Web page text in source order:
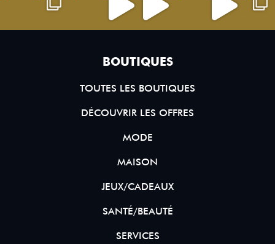
BOUTIQUES
TOUTES LES BOUTIQUES
DÉCOUVRIR LES OFFRES
MODE
MAISON
JEUX/CADEAUX
SANTÉ/BEAUTÉ
SERVICES